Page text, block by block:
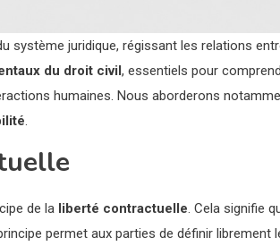
système juridique, régissant les relations
du droit civil, essentiels pour
humaines. Nous aborderons
de la liberté contractuelle . Cela signifie
permet aux parties de définir